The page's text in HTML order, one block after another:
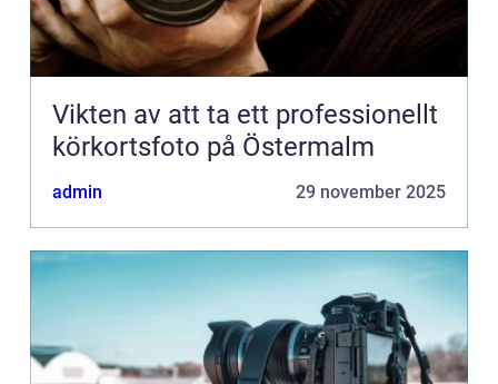
Vikten av att ta ett professionellt
körkortsfoto på Östermalm
admin 29 november 2025